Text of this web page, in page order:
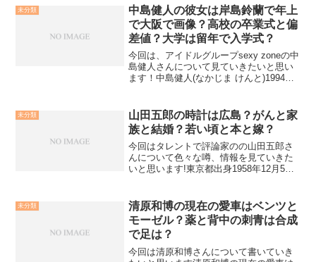
という事で、今回奥さまとお子さんにつ
いて調べてみました。織田信...
未分類
中島健人の彼女は岸島鈴蘭で年上
で大阪で画像？高校の卒業式と偏
差値？大学は留年で入学式？
今回は、アイドルグループsexy zoneの中
島健人さんについて見ていきたいと思い
ます！中島健人(なかじま けんと)1994年3
事務所に入所し、ジュニア時代にB.I...
未分類
山田五郎の時計は広島？がんと家
族と結婚？若い頃と本と嫁？
今回はタレントで評論家のの山田五郎さ
んについて色々な噂、情報を見ていきた
いと思います!東京都出身1958年12月5日
ね。独特の切り口・語り口で、スパッと
的を得た言い方を...
未分類
清原和博の現在の愛車はベンツと
モーゼル？薬と背中の刺青は合成
で足は？
今回は清原和博さんについて書いていき